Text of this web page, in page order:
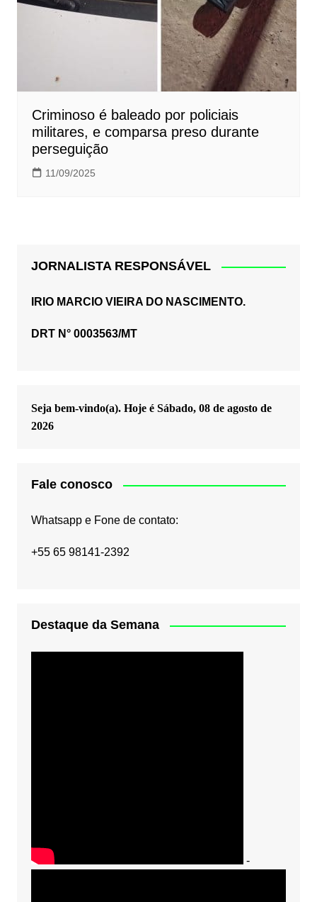
Criminoso é baleado por policiais
militares, e comparsa preso durante
perseguição
11/09/2025
JORNALISTA RESPONSÁVEL
IRIO MARCIO VIEIRA DO NASCIMENTO.
DRT N° 0003563/MT
Seja bem-vindo(a). Hoje é Sábado, 08 de agosto de
2026
Fale conosco
Whatsapp e Fone de contato:
+55 65 98141-2392
Destaque da Semana
-